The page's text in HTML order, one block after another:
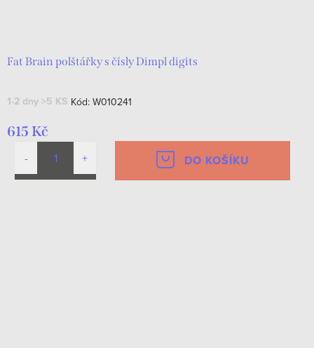
Fat Brain polštářky s čísly Dimpl digits
1-2 dny >5 KS Kód: W010241
615 Kč
DO KOŠÍKU